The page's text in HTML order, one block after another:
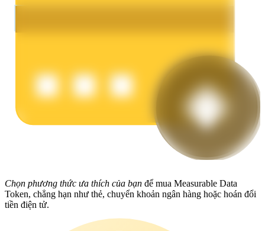
Lợi nhuận cao và truy cập ngay lập tức
Chọn phương thức ưa thích của bạn để mua Measurable Data
Token, chẳng hạn như thẻ, chuyển khoản ngân hàng hoặc hoán đổi
tiền điện tử.